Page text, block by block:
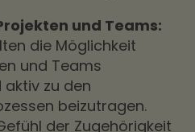
und Teams:
die Möglichkeit
und Teams
zu den
beizutragen.
der Zugehörigkeit